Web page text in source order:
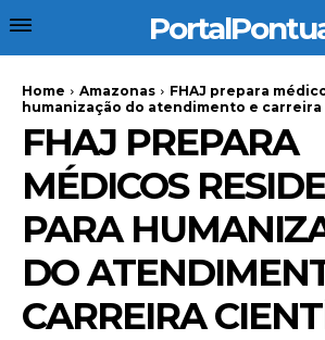
Home Amazonas
FHAJ prepara
humanização do atendimento e
FHAJ PREPARA
MÉDICOS
PARA
DO
CARREIRA